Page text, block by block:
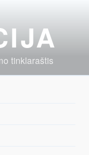
tinklaraštis